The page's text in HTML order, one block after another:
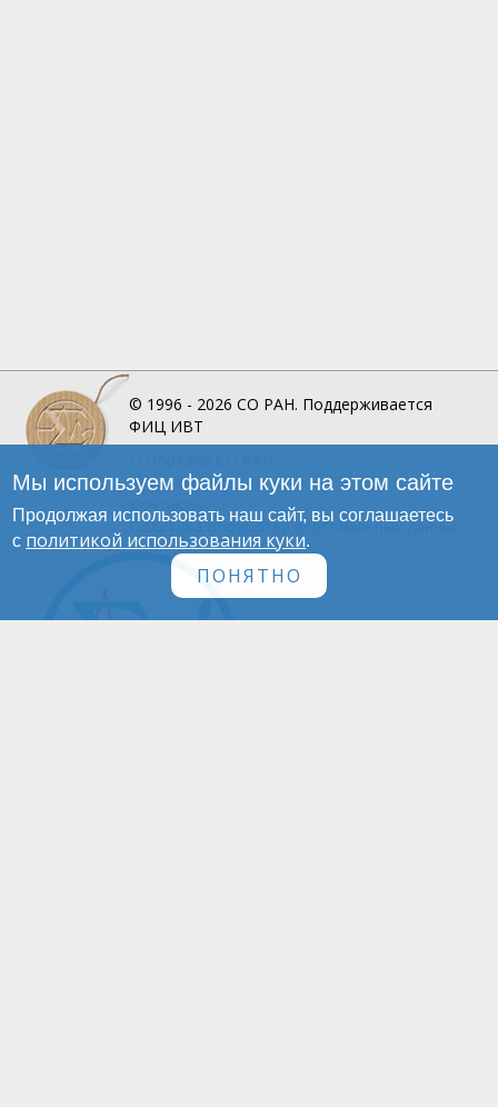
© 1996 - 2026 СО РАН. Поддерживается
ФИЦ ИВТ
Инфографика
Политика обработки персональных данных
Мы используем файлы куки на этом сайте
Продолжая использовать наш сайт, вы соглашаетесь
с политикой использования куки.
ПОНЯТНО